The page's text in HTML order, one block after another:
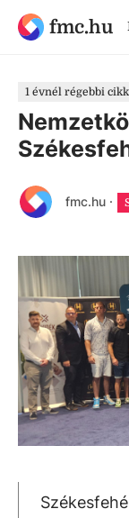
fmc.hu
1 évnél régebbi cikk
fmc.hu ·